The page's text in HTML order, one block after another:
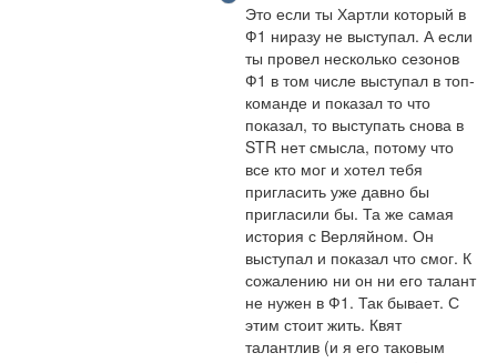
Это если ты Хартли который в
Ф1 ниразу не выступал. А если
ты провел несколько сезонов
Ф1 в том числе выступал в топ-
команде и показал то что
показал, то выступать снова в
STR нет смысла, потому что
все кто мог и хотел тебя
пригласить уже давно бы
пригласили бы. Та же самая
история с Верляйном. Он
выступал и показал что смог. К
сожалению ни он ни его талант
не нужен в Ф1. Так бывает. С
этим стоит жить. Квят
талантлив (и я его таковым